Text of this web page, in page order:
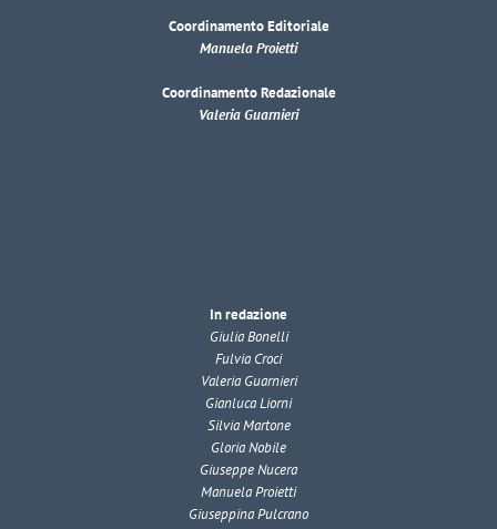
Coordinamento Editoriale
Manuela Proietti
Coordinamento Redazionale
Valeria Guarnieri
In redazione
Giulia Bonelli
Fulvia Croci
Valeria Guarnieri
Gianluca Liorni
Silvia Martone
Gloria Nobile
Giuseppe Nucera
Manuela Proietti
Giuseppina Pulcrano